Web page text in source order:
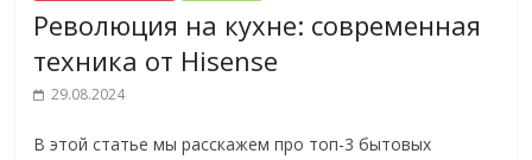
Революция на кухне: современная
техника от Hisense
29.08.2024
В этой статье мы расскажем про топ-3 бытовых